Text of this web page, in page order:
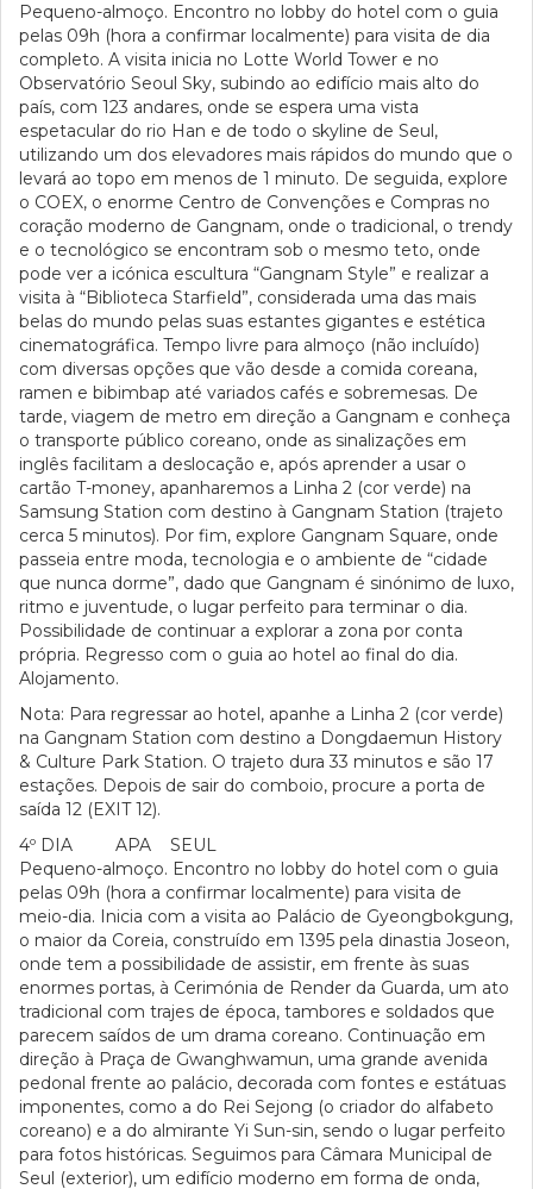
Pequeno-almoço. Encontro no lobby do hotel com o guia
pelas 09h (hora a confirmar localmente) para visita de dia
completo. A visita inicia no Lotte World Tower e no
Observatório Seoul Sky, subindo ao edifício mais alto do
país, com 123 andares, onde se espera uma vista
espetacular do rio Han e de todo o skyline de Seul,
utilizando um dos elevadores mais rápidos do mundo que o
levará ao topo em menos de 1 minuto. De seguida, explore
o COEX, o enorme Centro de Convenções e Compras no
coração moderno de Gangnam, onde o tradicional, o trendy
e o tecnológico se encontram sob o mesmo teto, onde
pode ver a icónica escultura “Gangnam Style” e realizar a
visita à “Biblioteca Starfield”, considerada uma das mais
belas do mundo pelas suas estantes gigantes e estética
cinematográfica. Tempo livre para almoço (não incluído)
com diversas opções que vão desde a comida coreana,
ramen e bibimbap até variados cafés e sobremesas. De
tarde, viagem de metro em direção a Gangnam e conheça
o transporte público coreano, onde as sinalizações em
inglês facilitam a deslocação e, após aprender a usar o
cartão T-money, apanharemos a Linha 2 (cor verde) na
Samsung Station com destino à Gangnam Station (trajeto
cerca 5 minutos). Por fim, explore Gangnam Square, onde
passeia entre moda, tecnologia e o ambiente de “cidade
que nunca dorme”, dado que Gangnam é sinónimo de luxo,
ritmo e juventude, o lugar perfeito para terminar o dia.
Possibilidade de continuar a explorar a zona por conta
própria. Regresso com o guia ao hotel ao final do dia.
Alojamento.
Nota: Para regressar ao hotel, apanhe a Linha 2 (cor verde)
na Gangnam Station com destino a Dongdaemun History
& Culture Park Station. O trajeto dura 33 minutos e são 17
estações. Depois de sair do comboio, procure a porta de
saída 12 (EXIT 12).
4º DIA APA SEUL
Pequeno-almoço. Encontro no lobby do hotel com o guia
pelas 09h (hora a confirmar localmente) para visita de
meio-dia. Inicia com a visita ao Palácio de Gyeongbokgung,
o maior da Coreia, construído em 1395 pela dinastia Joseon,
onde tem a possibilidade de assistir, em frente às suas
enormes portas, à Cerimónia de Render da Guarda, um ato
tradicional com trajes de época, tambores e soldados que
parecem saídos de um drama coreano. Continuação em
direção à Praça de Gwanghwamun, uma grande avenida
pedonal frente ao palácio, decorada com fontes e estátuas
imponentes, como a do Rei Sejong (o criador do alfabeto
coreano) e a do almirante Yi Sun-sin, sendo o lugar perfeito
para fotos históricas. Seguimos para Câmara Municipal de
Seul (exterior), um edifício moderno em forma de onda,